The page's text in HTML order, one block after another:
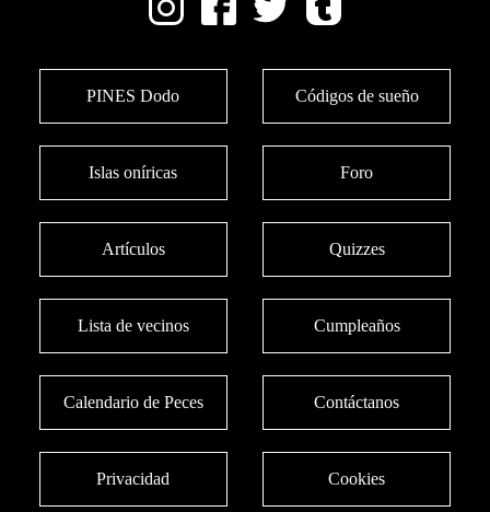
PINES Dodo Códigos de sueño
Islas oníricas Foro
Artículos Quizzes
Lista de vecinos Cumpleaños
Calendario de Peces Contáctanos
Privacidad Cookies